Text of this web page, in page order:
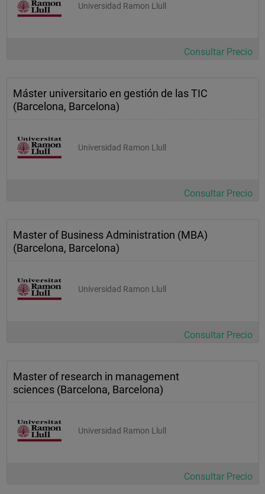
Universidad Ramon Llull
Consultar Precio
Máster universitario en gestión de las TIC
(Barcelona, Barcelona)
Universidad Ramon Llull
Consultar Precio
Master of Business Administration (MBA)
(Barcelona, Barcelona)
Universidad Ramon Llull
Consultar Precio
Master of research in management
sciences (Barcelona, Barcelona)
Universidad Ramon Llull
Consultar Precio